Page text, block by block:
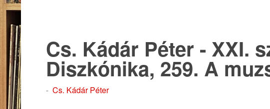
Cs. Kádár Péter - XXI.
Diszkónika, 259. A
- Cs. Kádár Péter